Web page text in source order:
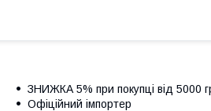
ЗНИЖКА 5% при покупці від 5000
Офіційний імпортер